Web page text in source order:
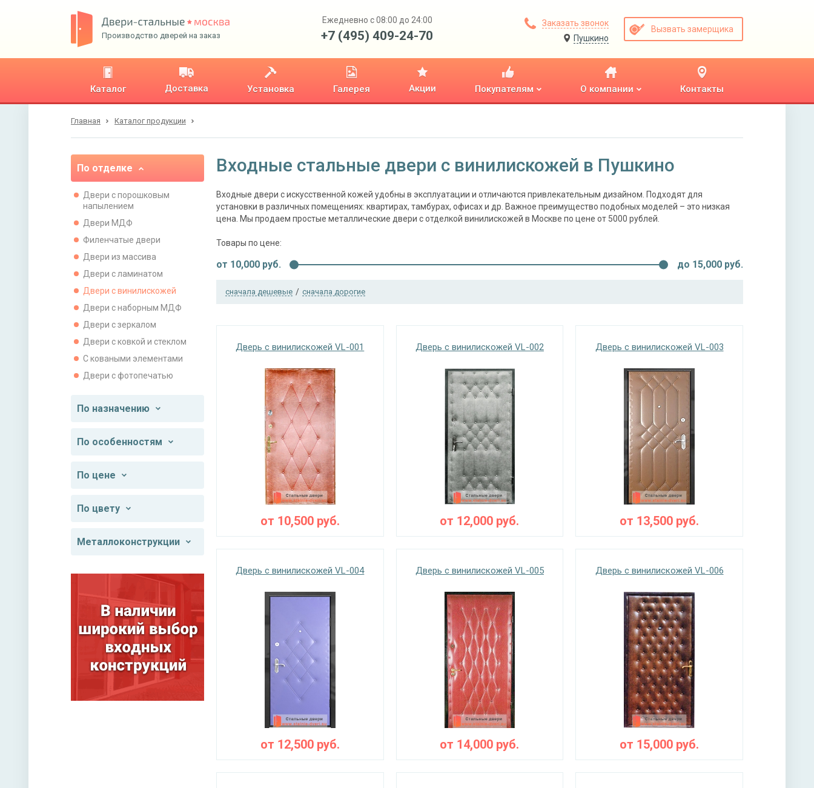
Производство дверей на заказ
Ежедневно с 08:00 до 24:00
+7 (495) 409-24-70
Заказать звонок
Пушкино
Вызвать замерщика
Каталог Доставка Установка Галерея Акции Покупателям О компании Контакты
Главная Каталог продукции
По отделке
Двери с порошковым
напылением
Двери МДФ
Филенчатые двери
Двери из массива
Двери с ламинатом
Двери с винилискожей
Двери с наборным МДФ
Двери с зеркалом
Двери с ковкой и стеклом
С коваными элементами
Двери с фотопечатью
По назначению
По особенностям
По цене
По цвету
Металлоконструкции
Входные стальные двери с винилискожей в Пушкино
Входные двери с искусственной кожей удобны в эксплуатации и отличаются привлекательным дизайном. Подходят для
установки в различных помещениях: квартирах, тамбурах, офисах и др. Важное преимущество подобных моделей – это низкая
цена. Мы продаем простые металлические двери с отделкой винилискожей в Москве по цене от 5000 рублей.
Товары по цене:
от 10,000 руб. до 15,000 руб.
сначала дешевые / сначала дорогие
Дверь с винилискожей VL-001
от 10,500руб.
Дверь с винилискожей VL-002
от 12,000 руб.
Дверь с винилискожей VL-003
от 13,500 руб.
Дверь с винилискожей VL-004
от 12,500руб.
Дверь с винилискожей VL-005
от 14,000 руб.
Дверь с винилискожей VL-006
от 15,000 руб.